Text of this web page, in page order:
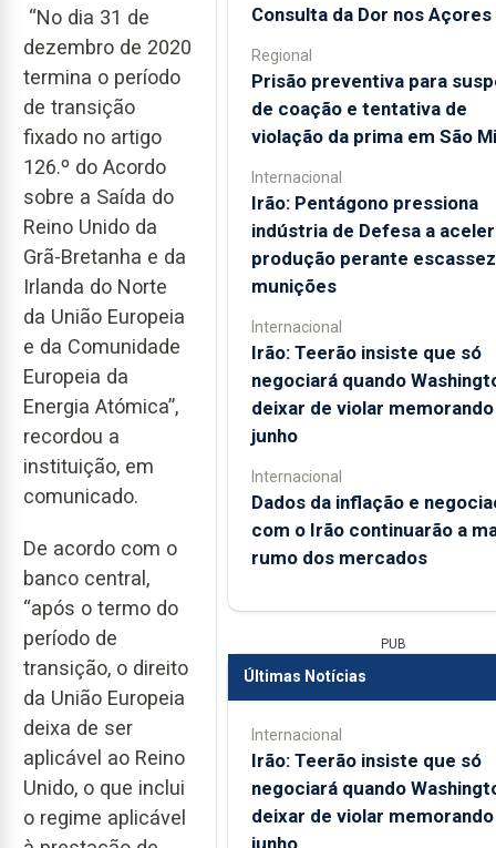
“No dia 31 de
dezembro de 2020
termina o período
de transição
fixado no artigo
126.º do Acordo
sobre a Saída do
Reino Unido da
Grã-Bretanha e da
Irlanda do Norte
da União Europeia
e da Comunidade
Europeia da
Energia Atómica”,
recordou a
instituição, em
comunicado.
De acordo com o
banco central,
“após o termo do
período de
transição, o direito
da União Europeia
deixa de ser
aplicável ao Reino
Unido, o que inclui
o regime aplicável
Consulta da Dor nos Açores
Regional
Prisão preventiva para
de coação e tentativa de
violação da prima em São
Internacional
Irão: Pentágono pressiona
indústria de Defesa a
produção perante
munições
Internacional
Irão: Teerão insiste que só
negociará quando
deixar de violar
junho
Internacional
Dados da inflação e
com o Irão continuarão a
rumo dos mercados
PUB
Últimas Notícias
Internacional
Irão: Teerão insiste que só
negociará quando
deixar de violar
junho